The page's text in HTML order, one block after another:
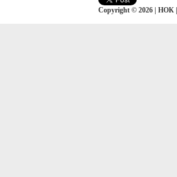
Copyright © 2026 | НОК